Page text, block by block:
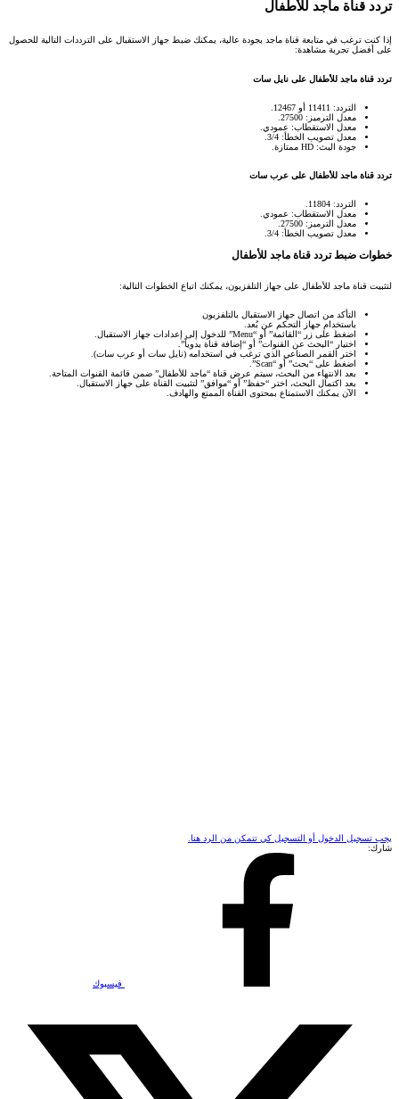
تردد قناة ماجد للأطفال​
إذا كنت ترغب في متابعة قناة ماجد بجودة عالية، يمكنك ضبط جهاز الاستقبال على الترددات التالية للحصول
على أفضل تجربة مشاهدة:
تردد قناة ماجد للأطفال على نايل سات
التردد: 11411 أو 12467.
معدل الترميز: 27500.
معدل الاستقطاب: عمودي.
معدل تصويب الخطأ: 3/4.
جودة البث: HD ممتازة.
تردد قناة ماجد للأطفال على عرب سات
التردد: 11804.
معدل الاستقطاب: عمودي.
معدل الترميز: 27500.
معدل تصويب الخطأ: 3/4.
خطوات ضبط تردد قناة ماجد للأطفال​
لتثبيت قناة ماجد للأطفال على جهاز التلفزيون، يمكنك اتباع الخطوات التالية:
التأكد من اتصال جهاز الاستقبال بالتلفزيون
باستخدام جهاز التحكم عن بُعد.
اضغط على زر “القائمة” أو “Menu” للدخول إلى إعدادات جهاز الاستقبال.
اختيار “البحث عن القنوات” أو “إضافة قناة يدوياً”.
اختر القمر الصناعي الذي ترغب في استخدامه (نايل سات أو عرب سات).
اضغط على “بحث” أو “Scan”.
بعد الانتهاء من البحث، سيتم عرض قناة “ماجد للأطفال” ضمن قائمة القنوات المتاحة.
بعد اكتمال البحث، اختر “حفظ” أو “موافق” لتثبيت القناة على جهاز الاستقبال.
الآن يمكنك الاستمتاع بمحتوى القناة الممتع والهادف.
يجب تسجيل الدخول أو التسجيل كي تتمكن من الرد هنا.
شارك:
فيسبوك